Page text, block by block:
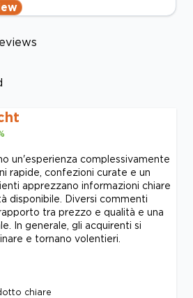
un'esperienza complessivamente
rapide, confezioni curate e un
apprezzano informazioni chiare
disponibile. Diversi commenti
tra prezzo e qualità e una
In generale, gli acquirenti si
e tornano volentieri.
chiare